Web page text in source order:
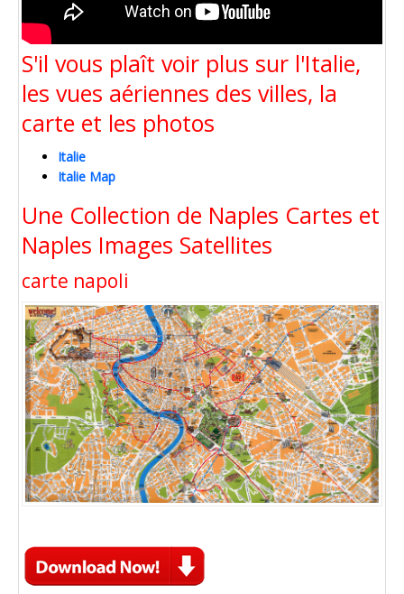
S'il vous plaît voir plus sur l'Italie,
les vues aériennes des villes, la
carte et les photos
Italie
Italie Map
Une Collection de Naples Cartes et
Naples Images Satellites
carte napoli